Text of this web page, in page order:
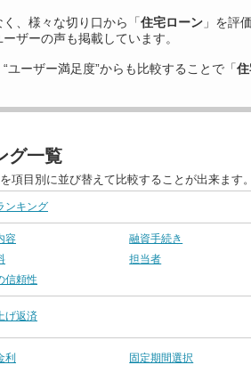
、様々な切り口から「住宅ローン 」を評
ザーの声も掲載しています。
ユーザー満足度”からも比較することで「
グ一覧
項目別に並び替えて比較することが出来ます。
ンキング
容 融資手続き
担当者
信頼性
げ返済
利 固定期間選択